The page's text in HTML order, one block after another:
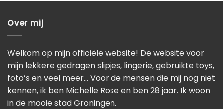
Over mij
Welkom op mijn officiële website! De website voor
mijn lekkere gedragen slipjes, lingerie, gebruikte toys,
foto’s en veel meer… Voor de mensen die mij nog niet
kennen, ik ben Michelle Rose en ben 28 jaar. Ik woon
in de mooie stad Groningen.